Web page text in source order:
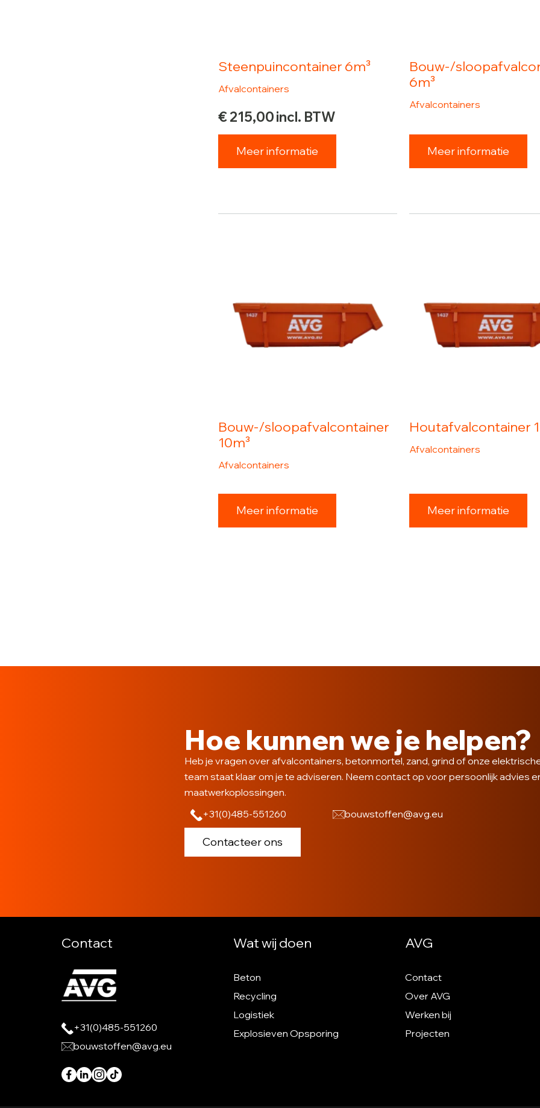
Steenpuincontainer 6m³
Afvalcontainers
€215,00incl. BTW
Meer informatie
Bouw-/
6m³
Afvalcontainers
Meer informatie
Bouw-/sloopafvalcontainer
10m³
Afvalcontainers
Meer informatie
Houtafvalcontainer
Afvalcontainers
Meer informatie
Hoe kunnen we je helpen?
Heb je vragen over afvalcontainers, betonmortel, zand, grind of onze
team staat klaar om je te adviseren. Neem contact op voor persoonlijk advies
maatwerkoplossingen.
+31(0)485-551260
Contacteer ons
bouwstoffen@avg.eu
Contact
+31(0)485-551260
bouwstoffen@avg.eu
Wat wij doen
Beton
Recycling
Logistiek
Explosieven Opsporing
AVG
Contact
Over AVG
Werken bij
Projecten